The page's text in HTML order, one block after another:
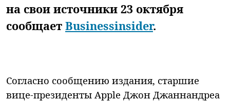
на свои источники 23 октября
сообщает Businessinsider.
Согласно сообщению издания, старшие
вице-президенты Apple Джон Джаннандреа